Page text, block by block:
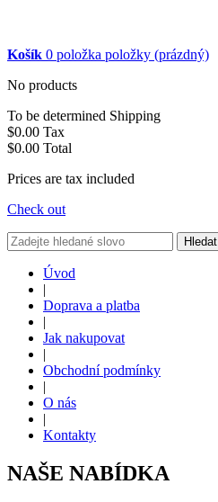
Košík 0 položka položky (prázdný)
No products
To be determined Shipping
$0.00 Tax
$0.00 Total
Prices are tax included
Check out
Hledat
Úvod
|
Doprava a platba
|
Jak nakupovat
|
Obchodní podmínky
|
O nás
|
Kontakty
NAŠE NABÍDKA